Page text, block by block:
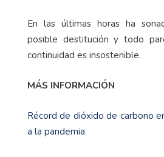
En las últimas horas ha
posible destitución y todo
continuidad es insostenible.
MÁS INFORMACIÓN
Récord de dióxido de carbono
a la pandemia